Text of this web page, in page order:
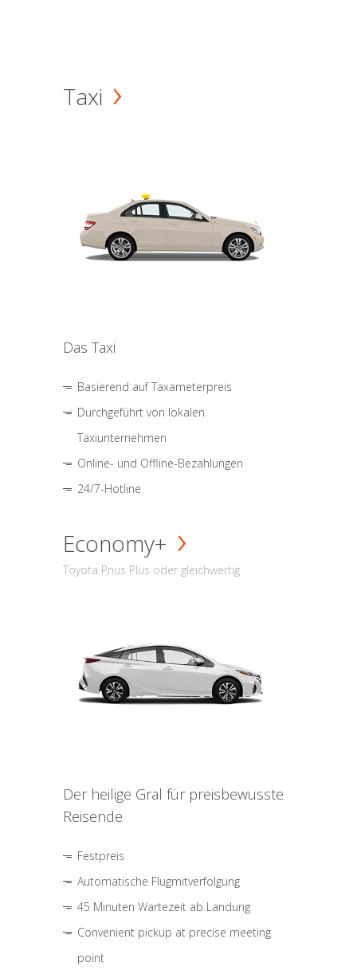
Taxi
Das Taxi
Basierend auf Taxameterpreis
Durchgeführt von lokalen
Taxiunternehmen
Online- und Offline-Bezahlungen
24/7-Hotline
Economy+
Toyota Prius Plus oder gleichwertig
Der heilige Gral für preisbewusste
Reisende
Festpreis
Automatische Flugmitverfolgung
45 Minuten Wartezeit ab Landung
Convenient pickup at precise meeting
point